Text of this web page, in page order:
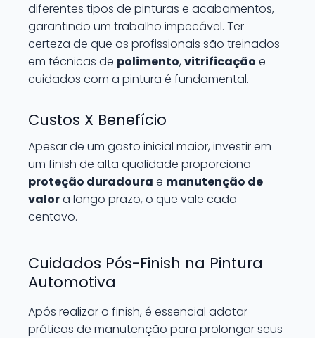
diferentes tipos de pinturas e acabamentos,
garantindo um trabalho impecável. Ter
certeza de que os profissionais são treinados
em técnicas de polimento, vitrificação e
cuidados com a pintura é fundamental.
Custos X Benefício
Apesar de um gasto inicial maior, investir em
um finish de alta qualidade proporciona
proteção duradoura e manutenção de
valora longo prazo, o que vale cada
centavo.
Cuidados Pós-Finish na Pintura
Automotiva
Após realizar o finish, é essencial adotar
práticas de manutenção para prolongar seus